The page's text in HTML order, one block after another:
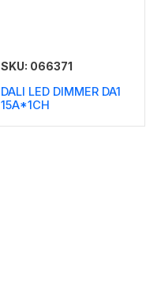
SKU: 066371
DALI LED DIMMER DA1
15A*1CH